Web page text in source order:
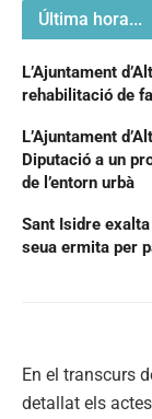
Última hora...
L’Ajuntament
rehabilitació de
L’Ajuntament
Diputació a un
de l’entorn urbà
Sant Isidre
seua ermita per
En el transcurs
detallat els